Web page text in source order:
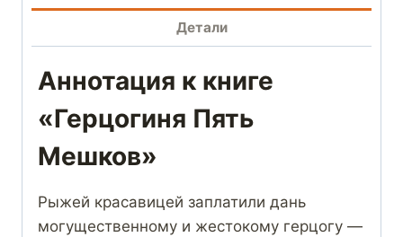
Детали
Аннотация к книге
«Герцогиня Пять
Мешков»
Рыжей красавицей заплатили дань
могущественному и жестокому герцогу —